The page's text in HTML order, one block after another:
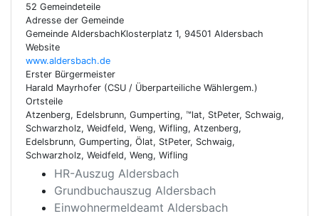
52 Gemeindeteile
Adresse der Gemeinde
Gemeinde AldersbachKlosterplatz 1, 94501 Aldersbach
Website
www.aldersbach.de
Erster Bürgermeister
Harald Mayrhofer (CSU / Überparteiliche Wählergem.)
Ortsteile
Atzenberg, Edelsbrunn, Gumperting, ™lat, StPeter, Schwaig,
Schwarzholz, Weidfeld, Weng, Wifling, Atzenberg,
Edelsbrunn, Gumperting, Ölat, StPeter, Schwaig,
Schwarzholz, Weidfeld, Weng, Wifling
HR-Auszug Aldersbach
Grundbuchauszug Aldersbach
Einwohnermeldeamt Aldersbach